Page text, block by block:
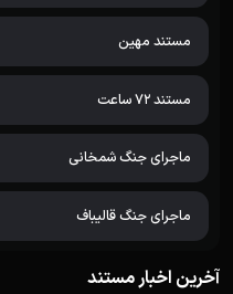
مستند مهین
مستند 72 ساعت
ماجرای جنگ شمخانی
ماجرای جنگ قالیباف
آخرین اخبار مستند